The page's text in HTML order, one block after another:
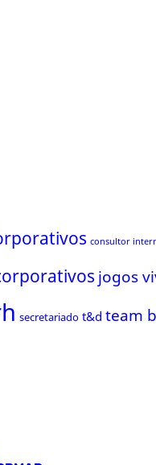
consultor
jogos
secretariado t&d team